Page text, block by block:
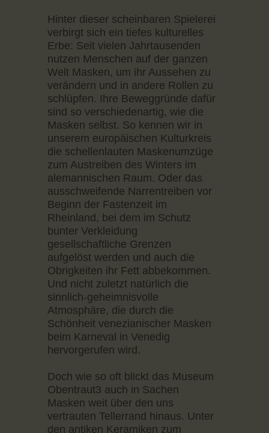
Hinter dieser scheinbaren Spielerei
verbirgt sich ein tiefes kulturelles
Erbe: Seit vielen Jahrtausenden
nutzen Menschen auf der ganzen
Welt Masken, um ihr Aussehen zu
verändern und in andere Rollen zu
schlüpfen. Ihre Beweggründe dafür
sind so verschiedenartig, wie die
Masken selbst. So kennen wir in
unserem europäischen Kulturkreis
die schellenlauten Maskenumzüge
zum Austreiben des Winters im
alemannischen Raum. Oder das
ausschweifende Narrentreiben vor
Beginn der Fastenzeit im
Rheinland, bei dem im Schutz
bunter Verkleidung
gesellschaftliche Grenzen
aufgelöst werden und auch die
Obrigkeiten ihr Fett abbekommen.
Und nicht zuletzt natürlich die
sinnlich-geheimnisvolle
Atmosphäre, die durch die
Schönheit venezianischer Masken
beim Karneval in Venedig
hervorgerufen wird.
Doch wie so oft blickt das Museum
Obentraut3 auch in Sachen
Masken weit über den uns
vertrauten Tellerrand hinaus. Unter
den antiken Keramiken zum